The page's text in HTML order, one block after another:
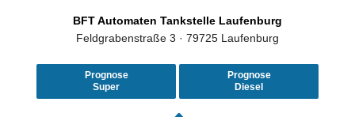
BFT Automaten Tankstelle Laufenburg
Feldgrabenstraße 3 · 79725 Laufenburg
Prognose
Super
Prognose
Diesel